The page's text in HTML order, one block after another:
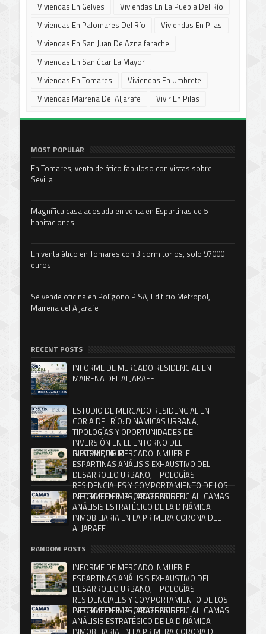
Viviendas En Gelves
Viviendas En La Puebla Del Río
Viviendas En Palomares Del Río
Viviendas En Pilas
Viviendas En San Juan De Aznalfarache
Viviendas En Sanlúcar La Mayor
Viviendas En Tomares
Viviendas En Umbrete
Viviendas Mairena Del Aljarafe
Vivir En Pilas
MOST POPULAR
En Tomares, venta de ático fabuloso con vistas sobre
Sevilla
Magnífica casa adosada en venta en Espartinas de 5
habitaciones
En venta ático en Tomares con 3 dormitorios, solo 97000
euros
Se vende oficina en Polígono PISA, Edificio Metropol,
Mairena del Aljarafe
RECENT POSTS
INFORME DE MERCADO RESIDENCIAL EN
MAIRENA DEL ALJARAFE
ESTUDIO DE MERCADO RESIDENCIAL EN
CORIA DEL RÍO: DINÁMICAS URBANA,
TIPOLOGÍAS Y OPORTUNIDADES DE
INVERSIÓN EN EL ENTORNO DEL
GUADALQUIVIR
INFORME DE MERCADO INMUEBLE:
ESPARTINAS ANÁLISIS EXHAUSTIVO DEL
DESARROLLO URBANO, TIPOLOGÍAS
RESIDENCIALES Y COMPORTAMIENTO DE LOS
PRECIOS EN EL ALJARAFE NORTE
INFORME DE MERCADO RESIDENCIAL: CAMAS
ANÁLISIS ESTRATÉGICO DE LA DINÁMICA
INMOBILIARIA EN LA PRIMERA CORONA DEL
ALJARAFE
RANDOM POSTS
INFORME DE MERCADO INMUEBLE:
ESPARTINAS ANÁLISIS EXHAUSTIVO DEL
DESARROLLO URBANO, TIPOLOGÍAS
RESIDENCIALES Y COMPORTAMIENTO DE LOS
PRECIOS EN EL ALJARAFE NORTE
INFORME DE MERCADO RESIDENCIAL: CAMAS
ANÁLISIS ESTRATÉGICO DE LA DINÁMICA